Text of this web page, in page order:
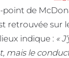
de
retrouvée sur
indique : «
mais le